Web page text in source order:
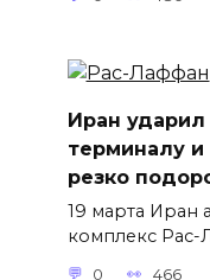
Иран ударил
терминалу и
резко
19 марта Иран
комплекс Рас-
0 466